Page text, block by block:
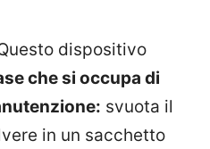
dispositivo
che si occupa di
svuota il
in un sacchetto